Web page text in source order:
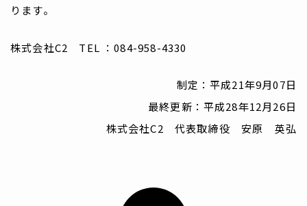
ります。
株式会社C2 TEL ：084-958-4330
制定：平成21年9月07日
最終更新：平成28年12月26日
株式会社C2 代表取締役 安原 英弘